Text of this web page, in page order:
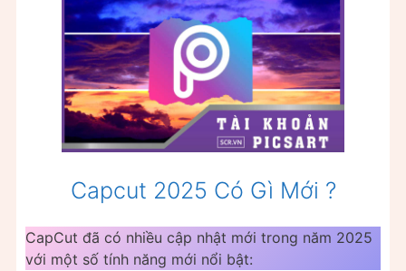
Capcut 2025 Có Gì Mới ?
CapCut đã có nhiều cập nhật mới trong năm 2025
với một số tính năng mới nổi bật: